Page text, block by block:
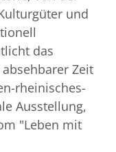
und
das
Zeit
rheinisches-
Ausstellung,
"Leben mit